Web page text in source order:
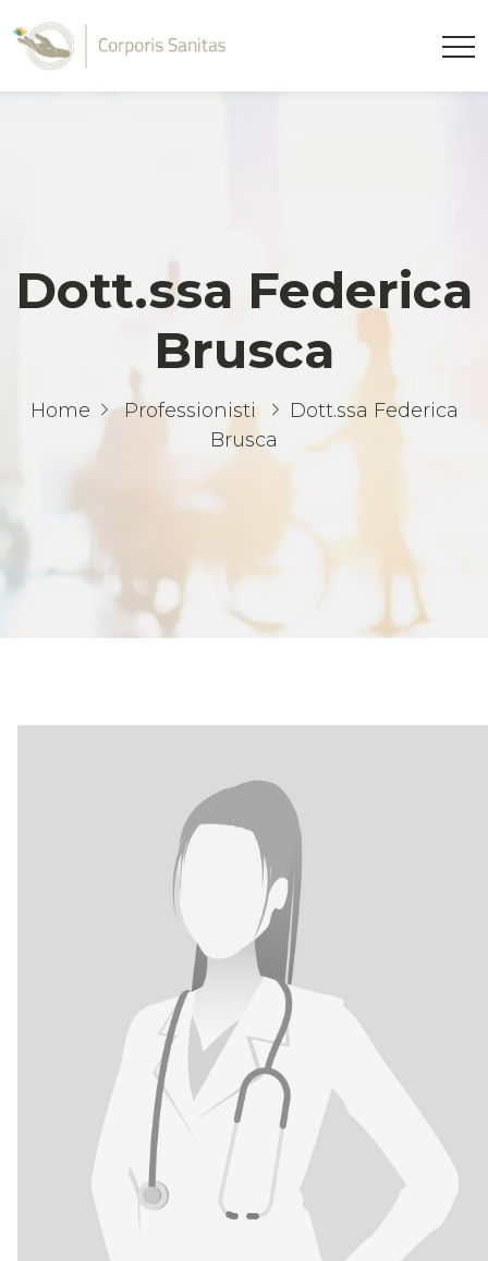
Dott.ssa Federica
Brusca
Home Professionisti
Dott.ssa Federica
Brusca